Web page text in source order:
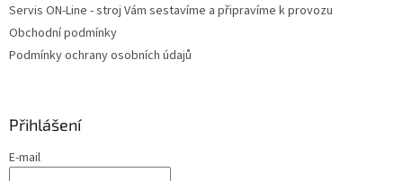
Servis ON-Line - stroj Vám sestavíme a připravíme k provozu
Obchodní podmínky
Podmínky ochrany osobních údajů
Přihlášení
E-mail